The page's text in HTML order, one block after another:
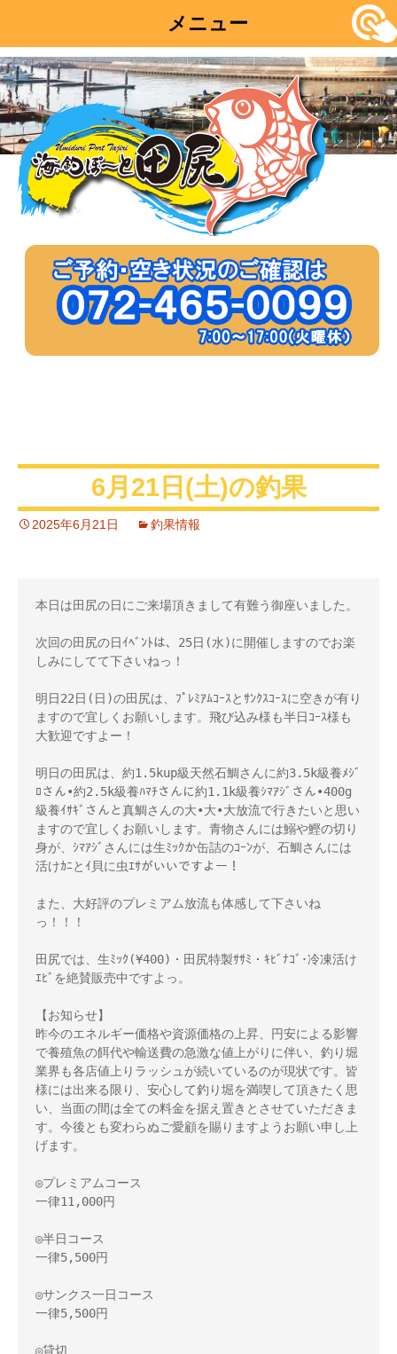
メニュー
コ
ン
テ
ン
ツ
6月21日(土)の釣果
2025年6月21日 釣果情報
本日は田尻の日にご来場頂きまして有難う御座いました。
次回の田尻の日ｲﾍﾞﾝﾄは、25日(水)に開催しますのでお楽
しみにしてて下さいねっ！
明日22日(日)の田尻は、ﾌﾟﾚﾐｱﾑｺｰｽとｻﾝｸｽｺｰｽに空きが有り
ますので宜しくお願いします。飛び込み様も半日ｺｰｽ様も
大歓迎ですよー！
明日の田尻は、約1.5kup級天然石鯛さんに約3.5k級養ﾒｼﾞ
ﾛさん•約2.5k級養ﾊﾏﾁさんに約1.1k級養ｼﾏｱｼﾞさん•400g
級養ｲｻｷﾞさんと真鯛さんの大•大•大放流で行きたいと思い
ますので宜しくお願いします。青物さんには鰯や鰹の切り
身が、ｼﾏｱｼﾞさんには生ﾐｯｸか缶詰のｺｰﾝが、石鯛さんには
活けｶﾆとｲ貝に虫ｴｻがいいですよー！
また、大好評のプレミアム放流も体感して下さいね
っ！！！
田尻では、生ﾐｯｸ(¥400)・田尻特製ｻｻﾐ・ｷﾋﾞﾅｺﾞ･冷凍活け
ｴﾋﾞを絶賛販売中ですよっ。
【お知らせ】
昨今のエネルギー価格や資源価格の上昇、円安による影響
で養殖魚の餌代や輸送費の急激な値上がりに伴い、釣り堀
業界も各店値上りラッシュが続いているのが現状です。皆
様には出来る限り、安心して釣り堀を満喫して頂きたく思
い、当面の間は全ての料金を据え置きとさせていただきま
す。今後とも変わらぬご愛顧を賜りますようお願い申し上
げます。
◎プレミアムコース
一律11,000円
◎半日コース
一律5,500円
◎サンクス一日コース
一律5,500円
◎貸切